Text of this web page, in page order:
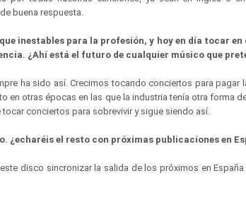
buena respuesta.
inestables para la profesión, y hoy en día tocar
¿Ahí está el futuro de cualquier músico que
ha sido así. Crecimos tocando conciertos para pagar
en otras épocas en las que la industria tenía otra forma
conciertos para sobrevivir y sigue siendo así.
¿echaréis el resto con próximas publicaciones en
disco sincronizar la salida de los próximos en